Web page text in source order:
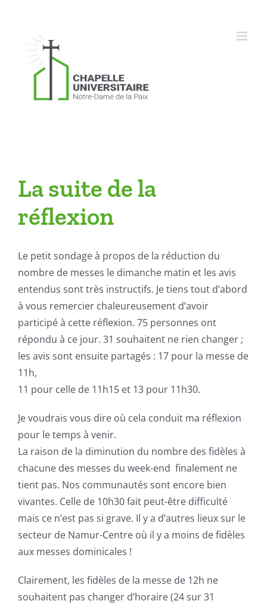
La suite de la
réflexion
Le petit sondage à propos de la réduction du
nombre de messes le dimanche matin et les avis
entendus sont très instructifs. Je tiens tout d’abord
à vous remercier chaleureusement d’avoir
participé à cette réflexion. 75 personnes ont
répondu à ce jour. 31 souhaitent ne rien changer ;
les avis sont ensuite partagés : 17 pour la messe de
11h,
11 pour celle de 11h15 et 13 pour 11h30.
Je voudrais vous dire où cela conduit ma réflexion
pour le temps à venir.
La raison de la diminution du nombre des fidèles à
chacune des messes du week-end finalement ne
tient pas. Nos communautés sont encore bien
vivantes. Celle de 10h30 fait peut-être difficulté
mais ce n’est pas si grave. Il y a d’autres lieux sur le
secteur de Namur-Centre où il y a moins de fidèles
aux messes dominicales !
Clairement, les fidèles de la messe de 12h ne
souhaitent pas changer d’horaire (24 sur 31